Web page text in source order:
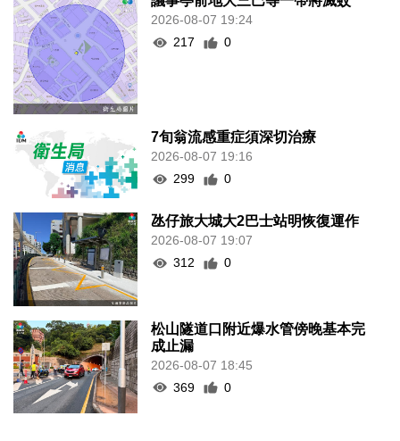
2026-08-07 19:24
217
0
7旬翁流感重症須深切治療
2026-08-07 19:16
299
0
氹仔旅大城大2巴士站明恢復運作
2026-08-07 19:07
312
0
松山隧道口附近爆水管傍晚基本完
成止漏
2026-08-07 18:45
369
0